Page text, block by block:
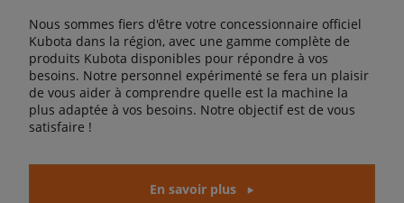
Nous sommes fiers d'être votre concessionnaire officiel
Kubota dans la région, avec une gamme complète de
produits Kubota disponibles pour répondre à vos
besoins. Notre personnel expérimenté se fera un plaisir
de vous aider à comprendre quelle est la machine la
plus adaptée à vos besoins. Notre objectif est de vous
satisfaire !
En savoir plus